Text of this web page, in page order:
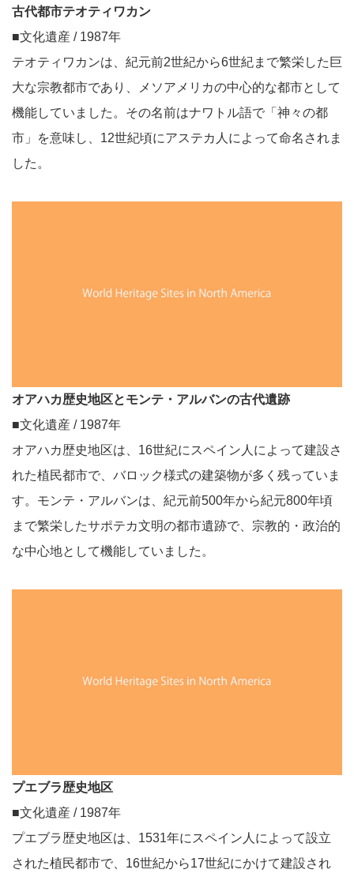
古代都市テオティワカン
■文化遺産 / 1987年
テオティワカンは、紀元前2世紀から6世紀まで繁栄した巨
大な宗教都市であり、メソアメリカの中心的な都市として
機能していました。その名前はナワトル語で「神々の都
市」を意味し、12世紀頃にアステカ人によって命名されま
した。
オアハカ歴史地区とモンテ・アルバンの古代遺跡
■文化遺産 / 1987年
オアハカ歴史地区は、16世紀にスペイン人によって建設さ
れた植民都市で、バロック様式の建築物が多く残っていま
す。モンテ・アルバンは、紀元前500年から紀元800年頃
まで繁栄したサポテカ文明の都市遺跡で、宗教的・政治的
な中心地として機能していました。
プエブラ歴史地区
■文化遺産 / 1987年
プエブラ歴史地区は、1531年にスペイン人によって設立
された植民都市で、16世紀から17世紀にかけて建設され